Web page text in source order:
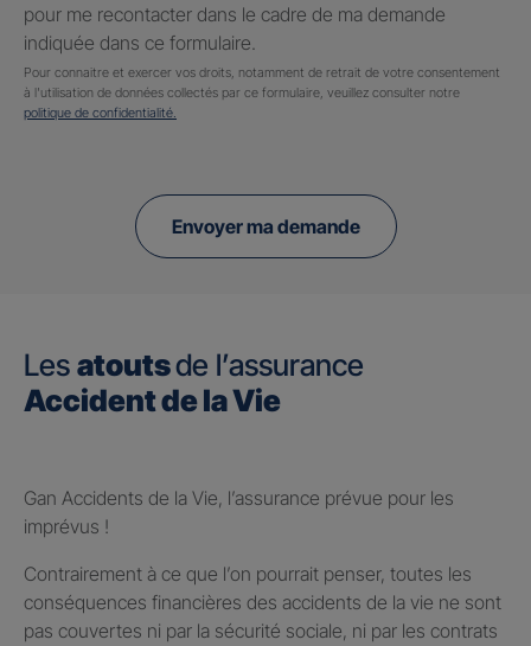
pour me recontacter dans le cadre de ma demande
indiquée dans ce formulaire.
Pour connaitre et exercer vos droits, notamment de retrait de votre consentement
à l'utilisation de données collectés par ce formulaire, veuillez consulter notre
politique de confidentialité.
Envoyer ma demande
Les atoutsde l’assurance
Accident de la Vie
Gan Accidents de la Vie, l’assurance prévue pour les
imprévus !
Contrairement à ce que l’on pourrait penser, toutes les
conséquences financières des accidents de la vie ne sont
pas couvertes ni par la sécurité sociale, ni par les contrats